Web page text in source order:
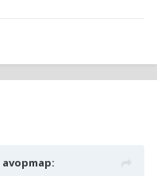
avopmap: